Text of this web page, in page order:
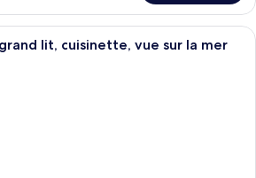
Suite majestueuse, 1 grand lit,
lit, cuisinette, vue sur la mer